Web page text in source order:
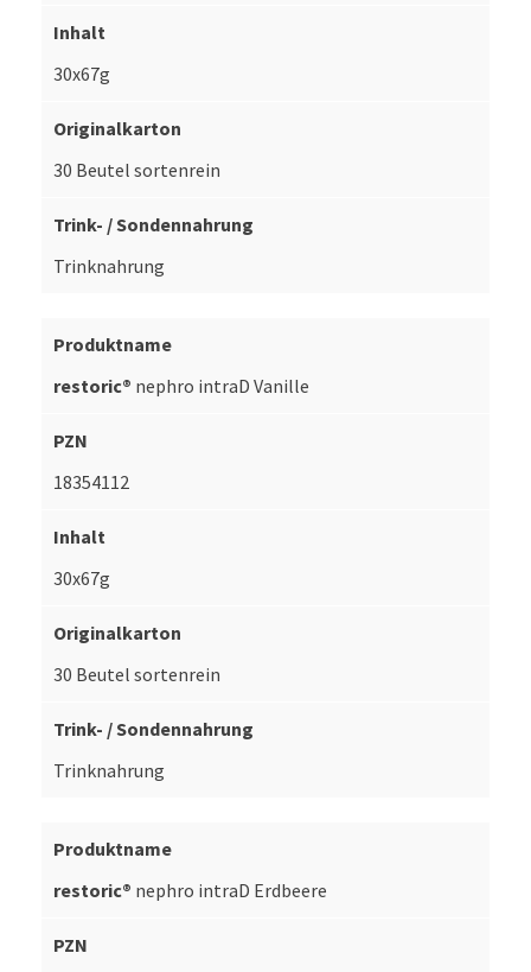
30x67g
30 Beutel sortenrein
Trinknahrung
restoric® nephro intraD Vanille
18354112
30x67g
30 Beutel sortenrein
Trinknahrung
restoric® nephro intraD Erdbeere